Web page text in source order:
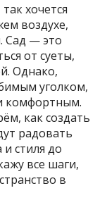
хочется
воздухе,
Сад — это
от суеты,
Однако,
уголком,
комфортным.
как создать
радовать
стиля до
все шаги,
в